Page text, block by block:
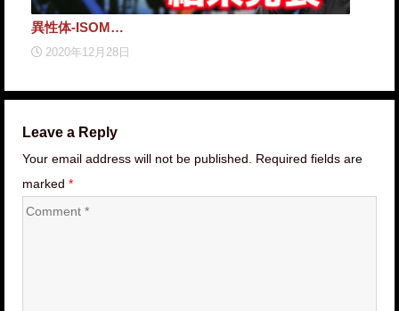
異性体-ISOM…
2020年12月28日
Leave a Reply
Your email address will not be published. Required fields are
marked *
Comment